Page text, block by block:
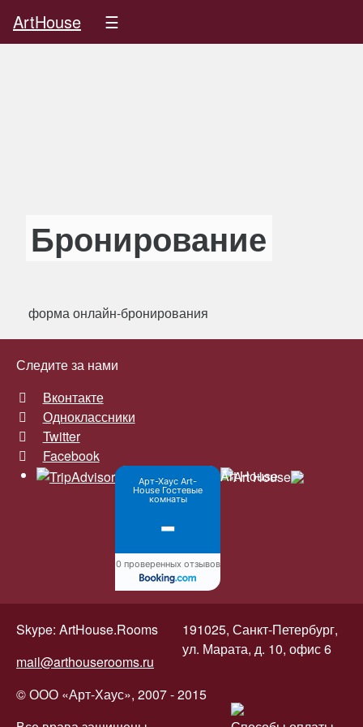
☰
ArtHouse
Бронирование
форма онлайн-бронирования
Следите за нами
Вконтакте
Одноклассники
Twitter
Facebook
Арт-Хаус Art-
House Гостевые
комнаты
-
0 проверенных отзывов
Art House
Skype: ArtHouse.Rooms
mail@arthouserooms.ru
191025, Санкт-Петербург,
ул. Марата, д. 10, офис 6
© ООО «Арт-Хаус», 2007 - 2015